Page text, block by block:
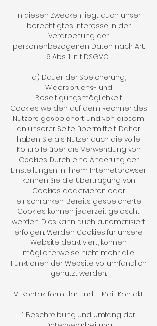
In diesen Zwecken liegt auch unser
berechtigtes Interesse in der
Verarbeitung der
personenbezogenen Daten nach Art.
6 Abs. 1 lit. f DSGVO.
d) Dauer der Speicherung,
Widerspruchs- und
Beseitigungsmöglichkeit
Cookies werden auf dem Rechner des
Nutzers gespeichert und von diesem
an unserer Seite übermittelt. Daher
haben Sie als Nutzer auch die volle
Kontrolle über die Verwendung von
Cookies. Durch eine Änderung der
Einstellungen in Ihrem Internetbrowser
können Sie die Übertragung von
Cookies deaktivieren oder
einschränken. Bereits gespeicherte
Cookies können jederzeit gelöscht
werden. Dies kann auch automatisiert
erfolgen. Werden Cookies für unsere
Website deaktiviert, können
möglicherweise nicht mehr alle
Funktionen der Website vollumfänglich
genutzt werden.
VI. Kontaktformular und E-Mail-Kontakt
1. Beschreibung und Umfang der